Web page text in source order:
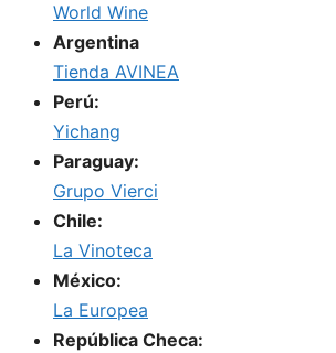
World Wine
Argentina
Tienda AVINEA
Perú:
Yichang
Paraguay:
Grupo Vierci
Chile:
La Vinoteca
México:
La Europea
República Checa: